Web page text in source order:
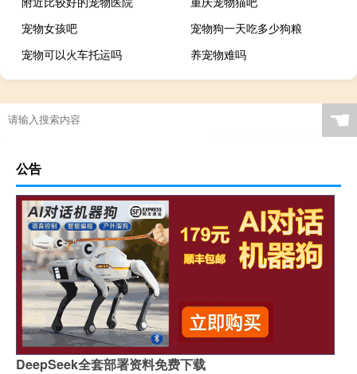
宠物女孩吧
宠物狗一天吃多少狗粮
宠物可以火车托运吗
养宠物难吗
☚
公告
DeepSeek全套部署资料免费下载